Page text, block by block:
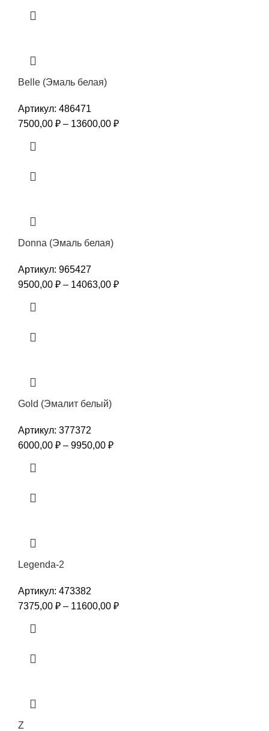
Belle (Эмаль белая)
Артикул: 486471
7500,00 ₽ – 13600,00 ₽
Donna (Эмаль белая)
Артикул: 965427
9500,00 ₽ – 14063,00 ₽
Gold (Эмалит белый)
Артикул: 377372
6000,00 ₽ – 9950,00 ₽
Legenda-2
Артикул: 473382
7375,00 ₽ – 11600,00 ₽
Z